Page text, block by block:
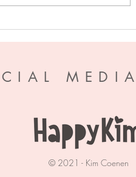
Aftermyth
© 2021 - Kim Coenen